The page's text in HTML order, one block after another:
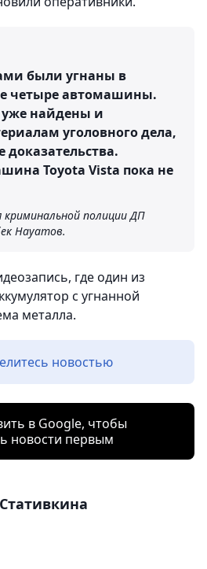
были угнаны в
четыре автомашины.
найдены и
уголовного дела,
Toyota Vista пока не
криминальной полиции ДП
Науатов.
где один из
с угнанной
металла.
новостью
в Google, чтобы
новости первым